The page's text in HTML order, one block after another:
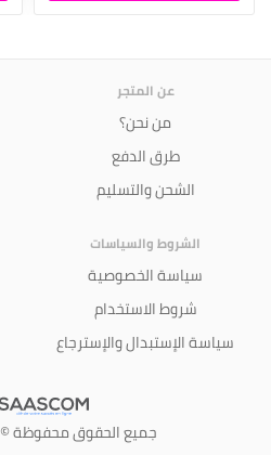
عن المتجر
من نحن؟
طرق الدفع
الشحن والتسليم
الشروط والسياسات
سياسة الخصوصية
شروط الاستخدام
سياسة الإستبدال والإسترجاع
جميع الحقوق محفوظة © 2023